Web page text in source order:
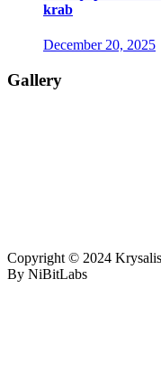
krab
December 20, 2025
Gallery
Copyright © 2024
By NiBitLabs